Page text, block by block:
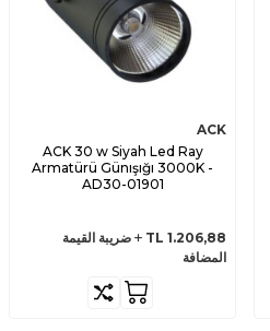
ACK
ACK 30 w Siyah Led Ray
Armatürü Günışığı 3000K -
AD30-01901
1.206,88
ضريبة القيمة
المضافة